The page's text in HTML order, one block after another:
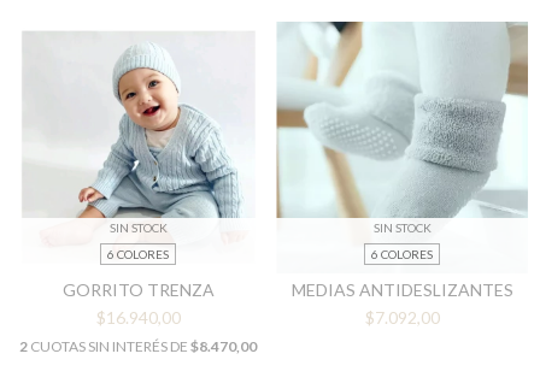
SIN STOCK
6 COLORES
GORRITO TRENZA
$16.940,00
2 CUOTAS SIN INTERÉS DE $8.470,00
SIN STOCK
6 COLORES
MEDIAS ANTIDESLIZANTES
$7.092,00